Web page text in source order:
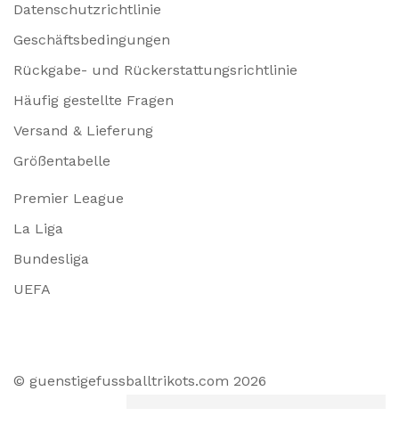
Datenschutzrichtlinie
Geschäftsbedingungen
Rückgabe- und Rückerstattungsrichtlinie
Häufig gestellte Fragen
Versand & Lieferung
Größentabelle
Premier League
La Liga
Bundesliga
UEFA
© guenstigefussballtrikots.com 2026